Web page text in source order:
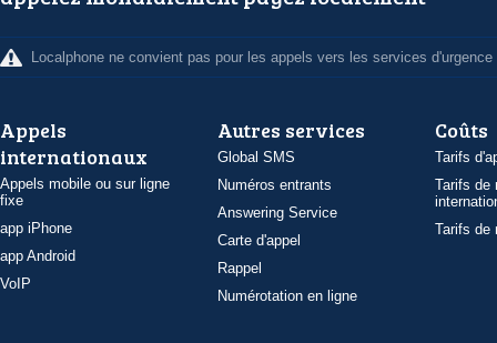
Localphone ne convient pas pour les appels vers les services d'urgence
Appels
internationaux
Appels mobile ou sur ligne
fixe
app iPhone
app Android
VoIP
Autres services
Global SMS
Numéros entrants
Answering Service
Carte d'appel
Rappel
Numérotation en ligne
Coûts
Tarifs
Tarifs de
Tarifs de